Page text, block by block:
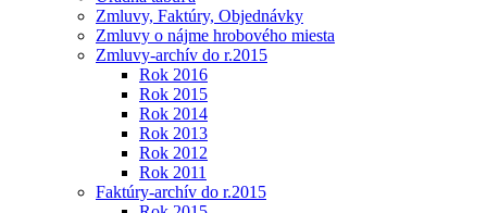
Zmluvy, Faktúry, Objednávky
Zmluvy o nájme hrobového miesta
Zmluvy-archív do r.2015
Rok 2016
Rok 2015
Rok 2014
Rok 2013
Rok 2012
Rok 2011
Faktúry-archív do r.2015